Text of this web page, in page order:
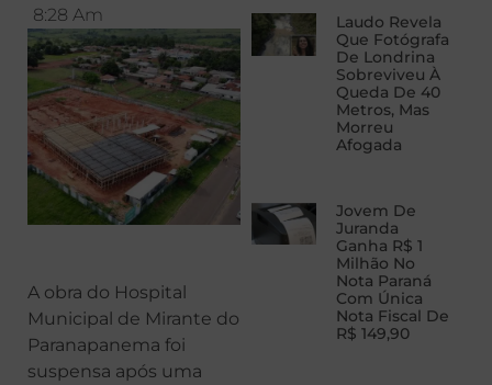
8:28 Am
A obra do Hospital
Municipal de Mirante do
Paranapanema foi
suspensa após uma
Laudo Revela
Que Fotógrafa
De Londrina
Sobreviveu À
Queda De 40
Metros, Mas
Morreu
Afogada
Jovem De
Juranda
Ganha R$ 1
Milhão No
Nota Paraná
Com Única
Nota Fiscal De
R$ 149,90